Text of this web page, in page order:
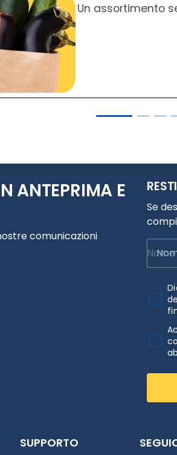
Un assortimento
ANTEPRIMA E
comunicazioni
Se
SUPPORTO